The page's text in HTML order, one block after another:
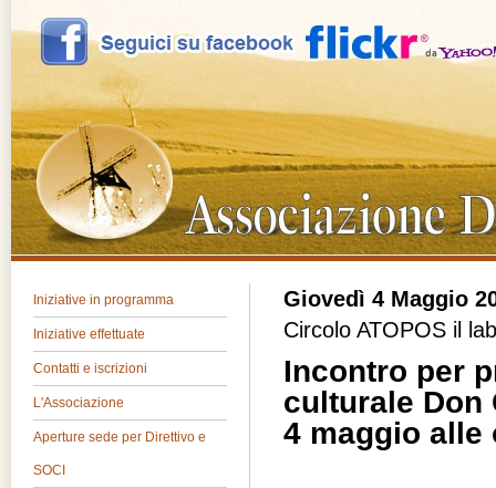
Iniziative in programma
Iniziative effettuate
Contatti e iscrizioni
L'Associazione
Aperture sede per Direttivo e
SOCI
Giovedì 4 Maggio
Circolo ATOPOS il
Incontro per
culturale Don
4 maggio alle